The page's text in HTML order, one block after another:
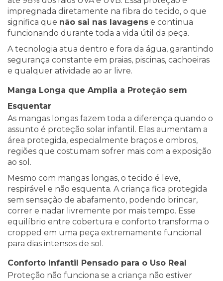
impregnada diretamente na fibra do tecido, o que
significa que não sai nas lavagens e continua
funcionando durante toda a vida útil da peça.
A tecnologia atua dentro e fora da água, garantindo
segurança constante em praias, piscinas, cachoeiras
e qualquer atividade ao ar livre.
Manga Longa que Amplia a Proteção sem
Esquentar
As mangas longas fazem toda a diferença quando o
assunto é proteção solar infantil. Elas aumentam a
área protegida, especialmente braços e ombros,
regiões que costumam sofrer mais com a exposição
ao sol.
Mesmo com mangas longas, o tecido é leve,
respirável e não esquenta. A criança fica protegida
sem sensação de abafamento, podendo brincar,
correr e nadar livremente por mais tempo. Esse
equilíbrio entre cobertura e conforto transforma o
cropped em uma peça extremamente funcional
para dias intensos de sol.
Conforto Infantil Pensado para o Uso Real
Proteção não funciona se a criança não estiver